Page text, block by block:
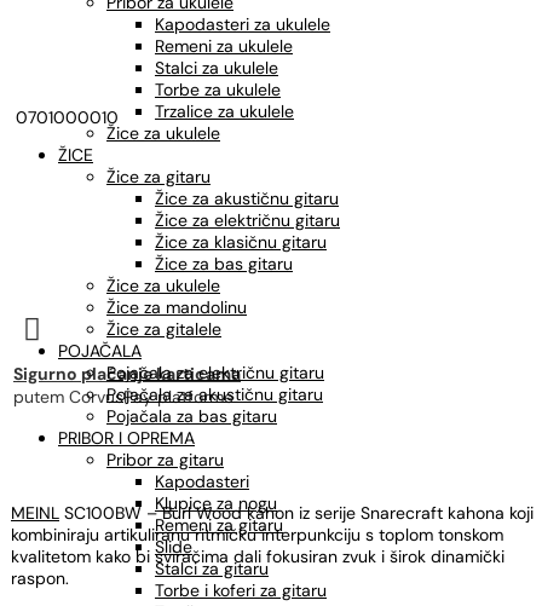
Kapodasteri za ukulele
Remeni za ukulele
Stalci za ukulele
Torbe za ukulele
Trzalice za ukulele
Žice za ukulele
ŽICE
Žice za gitaru
Žice za akustičnu gitaru
Žice za električnu gitaru
Žice za klasičnu gitaru
Žice za bas gitaru
Žice za ukulele
Žice za mandolinu
Žice za gitalele
POJAČALA
Pojačala za električnu gitaru
Pojačala za akustičnu gitaru
Pojačala za bas gitaru
PRIBOR I OPREMA
Pribor za gitaru
Kapodasteri
Klupice za nogu
Remeni za gitaru
Slide
Stalci za gitaru
Torbe i koferi za gitaru
0701000010

Sigurno plaćanje karticama
putem CorvusPay platforme
MEINL SC100BW – Burl Wood kahon iz serije Snarecraft kahona koji
kombiniraju artikuliranu ritmičku interpunkciju s toplom tonskom
kvalitetom kako bi sviračima dali fokusiran zvuk i širok dinamički
raspon.